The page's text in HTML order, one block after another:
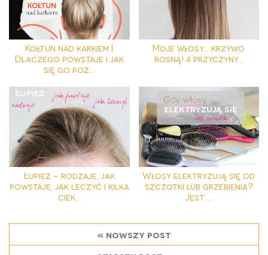
Kołtun nad karkiem |
Dlaczego powstaje i jak
się go poz...
Moje włosy... krzywo
rosną! 4 przyczyny...
Łupież - rodzaje, jak
powstaje, jak leczyć i kilka
ciek...
Włosy elektryzują się od
szczotki lub grzebienia?
Jest ...
« nowszy post